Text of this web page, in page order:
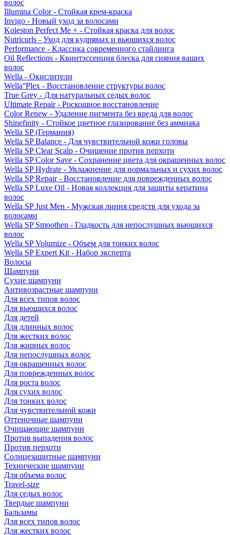
волос
Illumina Color - Стойкая крем-краска
Invigo - Новый уход за волосами
Koleston Perfect Me + - Стойкая краска для волос
Nutricurls - Уход для кудрявых и вьющихся волос
Performance - Классика современного стайлинга
Oil Reflections - Квинтэссенция блеска для сияния ваших
волос
Wella - Окислители
Wella°Plex - Восстановление структуры волос
True Grey - Для натуральных седых волос
Ultimate Repair - Роскошное восстановление
Color Renew - Удаление пигмента без вреда для волос
Shinefinity - Стойкое цветное глазирование без аммиака
Wella SP (Германия)
Wella SP Balance - Для чувствительной кожи головы
Wella SP Clear Scalp - Очищение против перхоти
Wella SP Color Save - Сохранение цвета для окрашенных волос
Wella SP Hydrate - Увлажнение для нормальных и сухих волос
Wella SP Repair - Восстановление для поврежденных волос
Wella SP Luxe Oil - Новая коллекция для защиты кератина
волос
Wella SP Just Men - Мужская линия средств для ухода за
волосами
Wella SP Smoothen - Гладкость для непослушных вьющихся
волос
Wella SP Volumize - Объем для тонких волос
Wella SP Expert Kit - Набор эксперта
Волосы
Шампуни
Сухие шампуни
Антивозрастные шампуни
Для всех типов волос
Для вьющихся волос
Для детей
Для длинных волос
Для жестких волос
Для жирных волос
Для непослушных волос
Для окрашенных волос
Для поврежденных волос
Для роста волос
Для сухих волос
Для тонких волос
Для чувствительной кожи
Оттеночные шампуни
Очищающие шампуни
Против выпадения волос
Против перхоти
Солнцезащитные шампуни
Технические шампуни
Для объема волос
Travel-size
Для седых волос
Твердые шампуни
Бальзамы
Для всех типов волос
Для жестких волос